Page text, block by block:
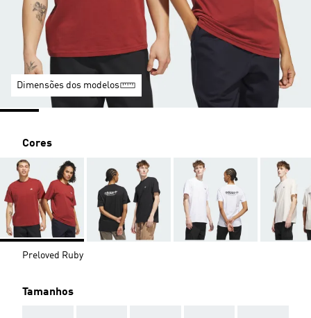
Dimensões dos modelos
Cores
Preloved Ruby
Tamanhos